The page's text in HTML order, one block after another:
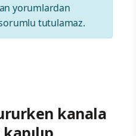
yorumlardan
tutulamaz.
kanala